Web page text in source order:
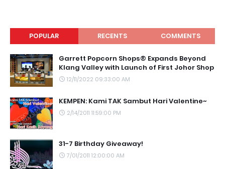
POPULAR RECENTS COMMENTS
Garrett Popcorn Shops® Expands Beyond
Klang Valley with Launch of First Johor Shop
12/11/2022 09:33:00 AM
KEMPEN: Kami TAK Sambut Hari Valentine~
2/14/2011 11:59:00 PM
31-7 Birthday Giveaway!
7/01/2011 12:00:00 AM